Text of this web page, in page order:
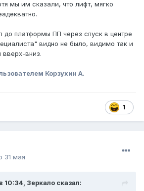
мы им сказали, что лифт, мягко
платформы ПП через спуск в центре
видно не было, видимо так и
вверх-вниз.
Корзухин А.
1
31 мая
10:34, Зеркало сказал: